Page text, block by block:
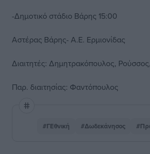
-Δημοτικό στάδιο Βάρης 15:00
Αστέρας Βάρης- Α.Ε. Ερμιονίδας
Διαιτητές: Δημητρακόπουλος,
Παρ. διαιτησίας: Φαντόπουλος
#ΓΕθνική #Δωδεκάνησος